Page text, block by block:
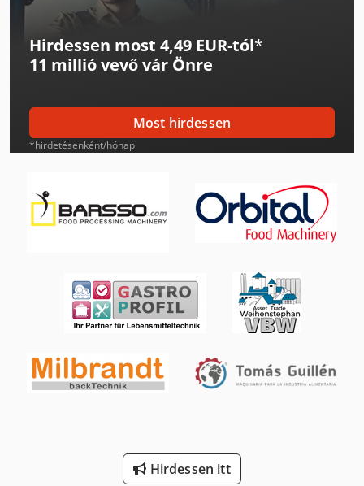
Lagun L 1400
Lagun L 2000
Linde L 12
Linde R 16
Linde Targonca
Merlo R 50.21 S
Scania G
Sennebogen 355 E
Hirdessen most 4,49 EUR-tól*
11 millió vevővár Önre
Most hirdessen
*hirdetésenként/hónap
Hirdessen itt